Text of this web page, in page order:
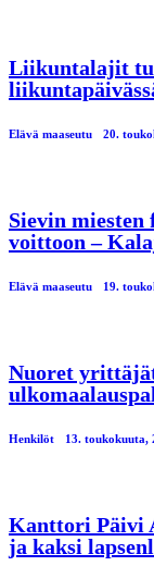
Liikuntalajit
Elävä maaseutu 20.
Sievin
voittoon –
Elävä maaseutu 19.
Nuoret
Henkilöt 13. toukokuuta,
Kanttori Päivi
ja kaksi